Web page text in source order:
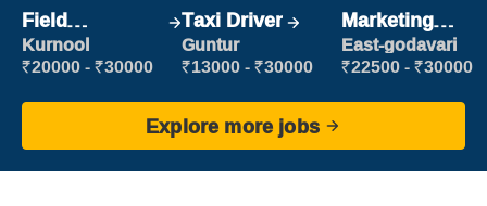
Field
Marketing
Executive
Kurnool
₹20000 - ₹30000
Taxi Driver
Guntur
₹13000 - ₹30000
Marketing
Executive
East-godavari
₹22500 - ₹30000
Explore more jobs